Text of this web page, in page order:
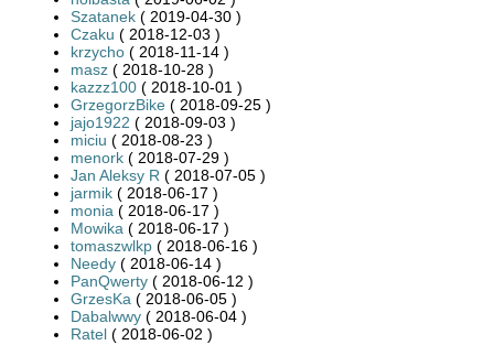
Szatanek ( 2019-04-30 )
Czaku ( 2018-12-03 )
krzycho ( 2018-11-14 )
masz ( 2018-10-28 )
kazzz100 ( 2018-10-01 )
GrzegorzBike ( 2018-09-25 )
jajo1922 ( 2018-09-03 )
miciu ( 2018-08-23 )
menork ( 2018-07-29 )
Jan Aleksy R ( 2018-07-05 )
jarmik ( 2018-06-17 )
monia ( 2018-06-17 )
Mowika ( 2018-06-17 )
tomaszwlkp ( 2018-06-16 )
Needy ( 2018-06-14 )
PanQwerty ( 2018-06-12 )
GrzesKa ( 2018-06-05 )
Dabalwwy ( 2018-06-04 )
Ratel ( 2018-06-02 )